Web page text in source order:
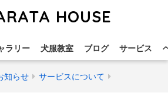
HOUSE
ラリー 犬服教室 ブログ サービス
知らせ サービスについて